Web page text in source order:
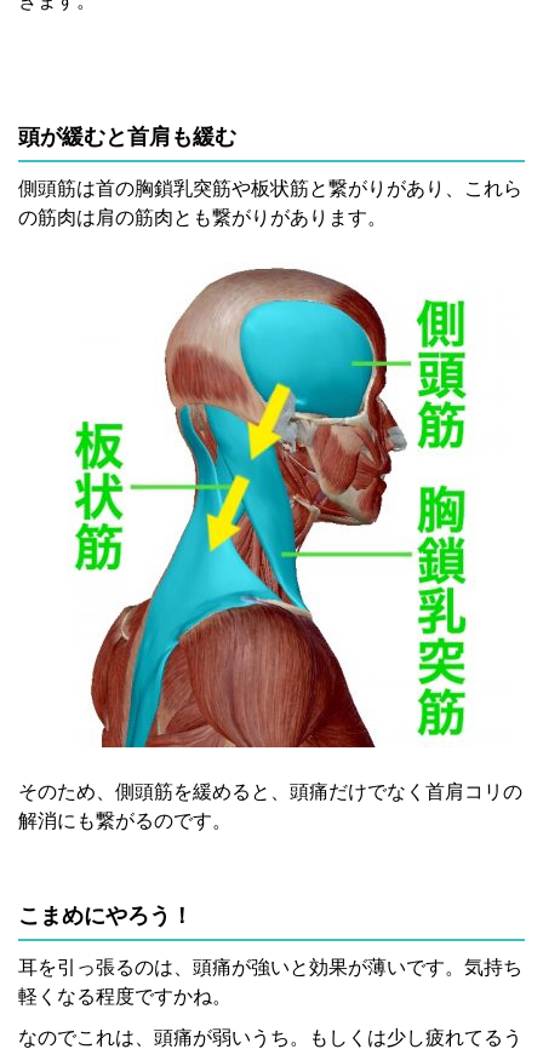
頭が緩むと首肩も緩む
側頭筋は首の胸鎖乳突筋や板状筋と繋がりがあり、これら
の筋肉は肩の筋肉とも繋がりがあります。
そのため、側頭筋を緩めると、頭痛だけでなく首肩コリの
解消にも繋がるのです。
こまめにやろう！
耳を引っ張るのは、頭痛が強いと効果が薄いです。気持ち
軽くなる程度ですかね。
なのでこれは、頭痛が弱いうち。もしくは少し疲れてるう